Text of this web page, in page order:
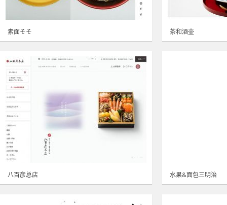
素面そそ 茶和酒壶
八百彦总店 水果&面包三明治